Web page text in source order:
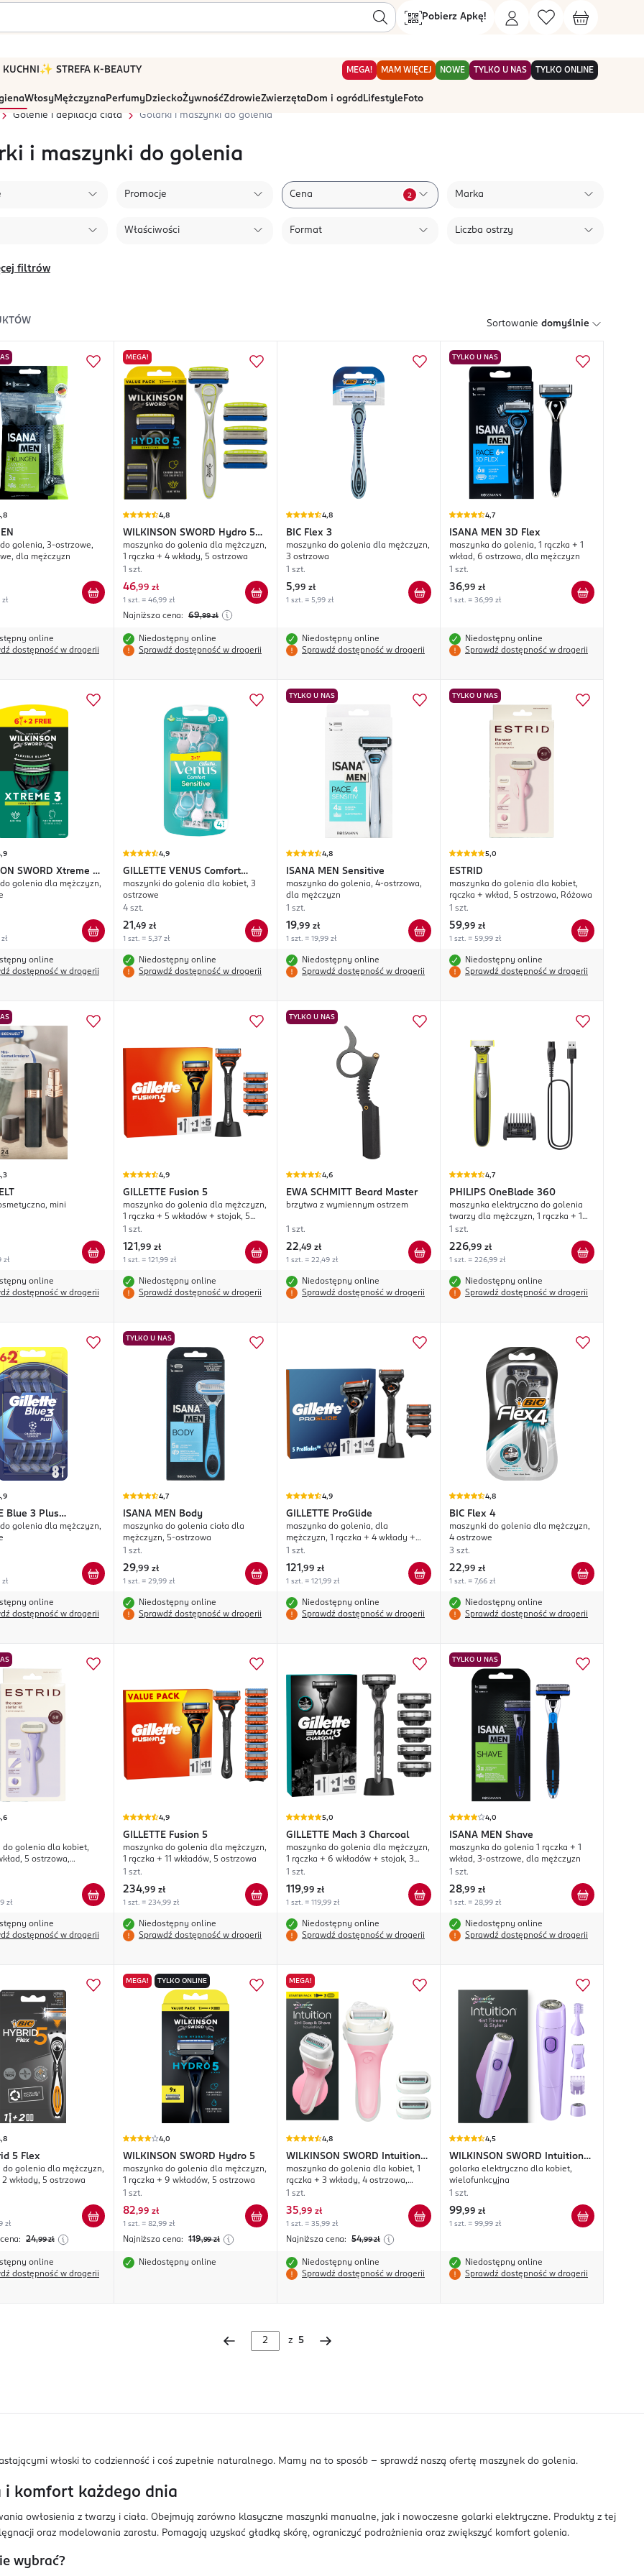
Pobierz Apkę!
KUCHNI ✨ STREFA K-BEAUTY MEGA! MAM WIĘCEJ NOWE TYLKO U NAS TYLKO ONLINE
WłosyMężczyznaPerfumyDzieckoŻywnośćZdrowieZwierzętaDom i ogród Lifestyle Foto
Golenie i depilacja ciała Golarki i maszynki do golenia
i maszynki do golenia
Promocje Cena 2 Marka
Właściwości Format Liczba ostrzy
filtrów
Sortowanie domyślnie
golenia, 3-ostrzowe,
dla mężczyzn
online
dostępność w drogerii
MEGA!
4,8
WILKINSON SWORD Hydro 5
Sensitive
maszynka do golenia dla mężczyzn,
1 rączka + 4 wkłady, 5 ostrzowa
1 szt.
46,99 zł
1 szt. = 46,99 zł
Najniższa cena: 69,99 zł
Niedostępny online
Sprawdź dostępność w drogerii
4,8
BIC Flex 3
maszynka do golenia dla mężczyzn,
3 ostrzowa
1 szt.
5,99 zł
1 szt. = 5,99 zł
Niedostępny online
Sprawdź dostępność w drogerii
TYLKO U NAS
4,7
ISANA MEN 3D Flex
maszynka do golenia, 1 rączka + 1
wkład, 6 ostrzowa, dla mężczyzn
1 szt.
36,99 zł
1 szt. = 36,99 zł
Niedostępny online
Sprawdź dostępność w drogerii
SWORD Xtreme 3
golenia dla mężczyzn,
online
dostępność w drogerii
4,9
GILLETTE VENUS Comfort
Sensitive
maszynki do golenia dla kobiet, 3
ostrzowe
4 szt.
21 ,49 zł
1 szt. = 5,37 zł
Niedostępny online
Sprawdź dostępność w drogerii
TYLKO U NAS
4,8
ISANA MEN Sensitive
maszynka do golenia, 4-ostrzowa,
dla mężczyzn
1 szt.
19,99 zł
1 szt. = 19,99 zł
Niedostępny online
Sprawdź dostępność w drogerii
TYLKO U NAS
5,0
ESTRID
maszynka do golenia dla kobiet,
rączka + wkład, 5 ostrzowa, Różowa
1 szt.
59,99 zł
1 szt. = 59,99 zł
Niedostępny online
Sprawdź dostępność w drogerii
mini
zł
online
dostępność w drogerii
4,9
GILLETTE Fusion 5
maszynka do golenia dla mężczyzn,
1 rączka + 5 wkładów + stojak, 5
ostrzowa
1 szt.
121 ,99 zł
1 szt. = 121,99 zł
Niedostępny online
Sprawdź dostępność w drogerii
TYLKO U NAS
4,6
EWA SCHMITT Beard Master
brzytwa z wymiennym ostrzem
1 szt.
22,49 zł
1 szt. = 22,49 zł
Niedostępny online
Sprawdź dostępność w drogerii
4,7
PHILIPS OneBlade 360
maszynka elektryczna do golenia
twarzy dla mężczyzn, 1 rączka + 1
wkład + 1 nakładka 5w1,
1 szt.
226,99 zł
1 szt. = 226,99 zł
Niedostępny online
Sprawdź dostępność w drogerii
Blue 3 Plus
League
golenia dla mężczyzn,
online
dostępność w drogerii
TYLKO U NAS
4,7
ISANA MEN Body
maszynka do golenia ciała dla
mężczyzn, 5-ostrzowa
1 szt.
29,99 zł
1 szt. = 29,99 zł
Niedostępny online
Sprawdź dostępność w drogerii
4,9
GILLETTE ProGlide
maszynka do golenia, dla
mężczyzn, 1 rączka + 4 wkłady +
stojak, 5 ostrzowa
1 szt.
121 ,99 zł
1 szt. = 121,99 zł
Niedostępny online
Sprawdź dostępność w drogerii
4,8
BIC Flex 4
maszynki do golenia dla mężczyzn,
4 ostrzowe
3 szt.
22,99 zł
1 szt. = 7,66 zł
Niedostępny online
Sprawdź dostępność w drogerii
do golenia dla kobiet,
5 ostrzowa,
zł
online
dostępność w drogerii
4,9
GILLETTE Fusion 5
maszynka do golenia dla mężczyzn,
1 rączka + 11 wkładów, 5 ostrzowa
1 szt.
234,99 zł
1 szt. = 234,99 zł
Niedostępny online
Sprawdź dostępność w drogerii
5,0
GILLETTE Mach 3 Charcoal
maszynka do golenia dla mężczyzn,
1 rączka + 6 wkładów + stojak, 3
ostrzowa
1 szt.
119,99 zł
1 szt. = 119,99 zł
Niedostępny online
Sprawdź dostępność w drogerii
TYLKO U NAS
4,0
ISANA MEN Shave
maszynka do golenia 1 rączka + 1
wkład, 3-ostrzowe, dla mężczyzn
1 szt.
28,99 zł
1 szt. = 28,99 zł
Niedostępny online
Sprawdź dostępność w drogerii
5 Flex
do golenia dla mężczyzn,
2 wkłady, 5 ostrzowa
zł
24,99 zł
online
dostępność w drogerii
MEGA! TYLKO ONLINE
4,0
WILKINSON SWORD Hydro 5
maszynka do golenia dla mężczyzn,
1 rączka + 9 wkładów, 5 ostrzowa
1 szt.
82,99 zł
1 szt. = 82,99 zł
Najniższa cena: 119,99 zł
Niedostępny online
MEGA!
4,8
WILKINSON SWORD
Intuition
2in1 Soap & Shave
maszynka do golenia dla kobiet, 1
rączka + 3 wkłady, 4 ostrzowa,
Nourishing
1 szt.
35,99 zł
1 szt. = 35,99 zł
Najniższa cena: 54,99 zł
Niedostępny online
Sprawdź dostępność w drogerii
4,5
WILKINSON SWORD
Intuition
4in1 Trimmer & Styler
golarka elektryczna dla kobiet,
wielofunkcyjna
1 szt.
99,99 zł
1 szt. = 99,99 zł
Niedostępny online
Sprawdź dostępność w drogerii
z 5
włoski to codzienność i coś zupełnie naturalnego. Mamy na to sposób - sprawdź naszą ofertę maszynek do golenia.
i komfort każdego dnia
owłosienia z twarzy i ciała. Obejmują zarówno klasyczne maszynki manualne, jak i nowoczesne golarki elektryczne. Produkty z tej
oraz modelowania zarostu. Pomagają uzyskać gładką skórę, ograniczyć podrażnienia oraz zwiększyć komfort golenia.
wybrać?